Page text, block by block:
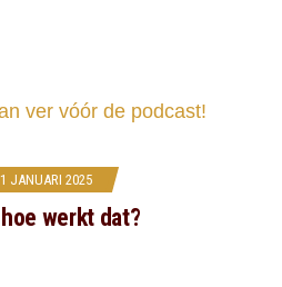
1 JANUARI 2025
werkt dat?